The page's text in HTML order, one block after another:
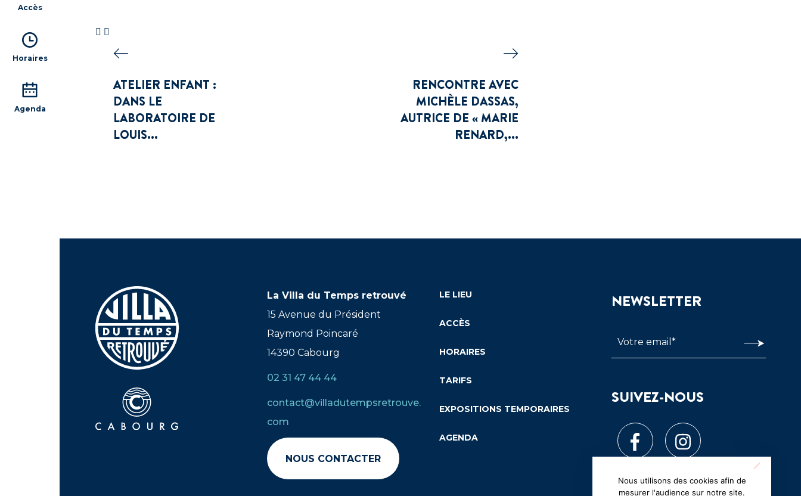
ATELIER ENFANT :
DANS LE
LABORATOIRE DE
LOUIS...
RENCONTRE AVEC
MICHÈLE DASSAS,
AUTRICE DE « MARIE
RENARD,...
La Villa du Temps retrouvé
15 Avenue du Président
Raymond Poincaré
14390 Cabourg
02 31 47 44 44
contact@villadutempsretrouve.
com
NOUS CONTACTER
LE LIEU
ACCÈS
HORAIRES
TARIFS
EXPOSITIONS TEMPORAIRES
AGENDA
NEWSLETTER
SUIVEZ-NOUS
Accès
Horaires
Agenda
Nous utilisons des cookies afin de
mesurer l'audience sur notre site.